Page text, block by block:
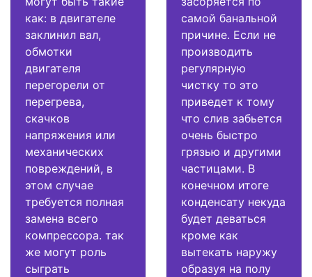
как: в двигателе
заклинил вал,
обмотки
двигателя
перегорели от
перегрева,
скачков
напряжения или
механических
повреждений, в
этом случае
требуется полная
замена всего
компрессора. так
же могут роль
сыграть
самой банальной
причине. Если не
производить
регулярную
чистку то это
приведет к тому
что слив забьется
очень быстро
грязью и другими
частицами. В
конечном итоге
конденсату некуда
будет деваться
кроме как
вытекать наружу
образуя на полу